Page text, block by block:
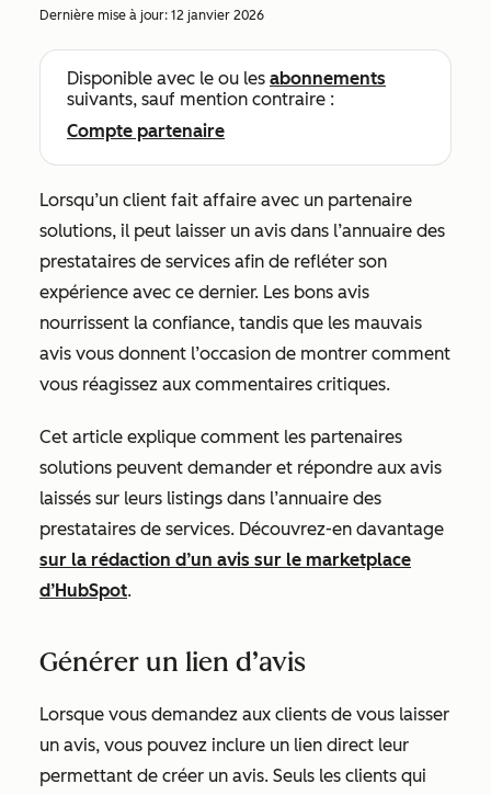
Dernière mise à jour: 12 janvier 2026
Disponible avec le ou les abonnements
suivants, sauf mention contraire :
Compte partenaire
Lorsqu’un client fait affaire avec un partenaire
solutions, il peut laisser un avis dans l’annuaire des
prestataires de services afin de refléter son
expérience avec ce dernier. Les bons avis
nourrissent la confiance, tandis que les mauvais
avis vous donnent l’occasion de montrer comment
vous réagissez aux commentaires critiques.
Cet article explique comment les partenaires
solutions peuvent demander et répondre aux avis
laissés sur leurs listings dans l’annuaire des
prestataires de services. Découvrez-en davantage
sur la rédaction d’un avis sur le marketplace
d’HubSpot.
Générer un lien d’avis
Lorsque vous demandez aux clients de vous laisser
un avis, vous pouvez inclure un lien direct leur
permettant de créer un avis. Seuls les clients qui